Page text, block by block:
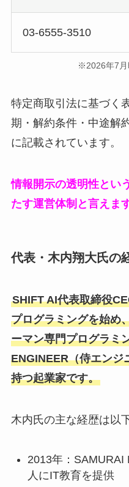
03-6555-3510
※2026年7月
特定商取引法に基づく
期・解約条件・中途解
に記載されています。
情報開示の透明性とい
たす運営体制と言えます
代表・木内翔大氏の
SHIFT AI代表取締役
プログラミングを始め
ーマン専門プログラミ
ENGINEER（侍エンジ
持つ起業家です。
木内氏の主な経歴は以
2013年：SAMURAI
人にIT教育を提供